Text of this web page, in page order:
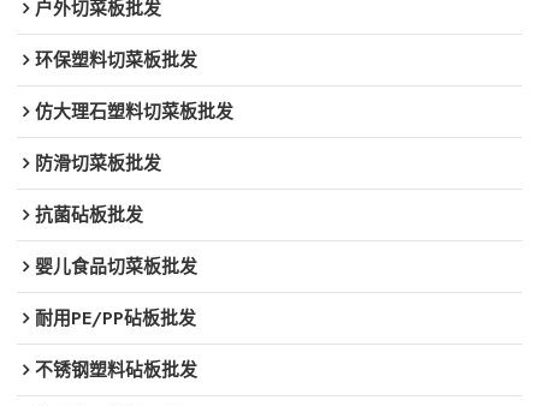
户外切菜板批发
环保塑料切菜板批发
仿大理石塑料切菜板批发
防滑切菜板批发
抗菌砧板批发
婴儿食品切菜板批发
耐用PE/PP砧板批发
不锈钢塑料砧板批发